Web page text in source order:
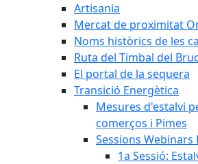
Artisania
Mercat de proximitat
Noms històrics de les
Ruta del Timbal del Bruc
El portal de la sequera
Transició Energètica
Mesures d'estalvi
comerços i Pimes
Sessions Webinars
1a Sessió: